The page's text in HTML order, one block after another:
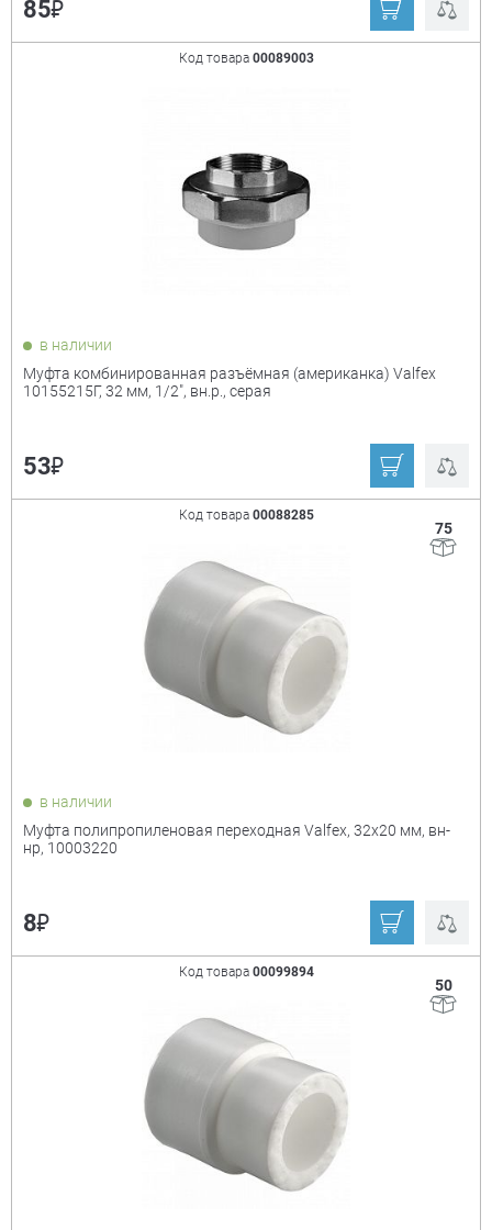
85₽
Код товара 00089003
в наличии
Муфта комбинированная разъёмная (американка) Valfex
10155215Г, 32 мм, 1/2", вн.р., серая
53₽
Код товара 00088285
75
в наличии
Муфта полипропиленовая переходная Valfex, 32х20 мм, вн-
нр, 10003220
8₽
Код товара 00099894
50